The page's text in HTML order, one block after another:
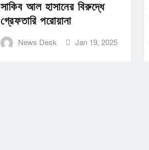
সাকিব আল হাসানের বিরুদ্ধে
গ্রেফতারি পরোয়ানা
News Desk Jan 19, 2025